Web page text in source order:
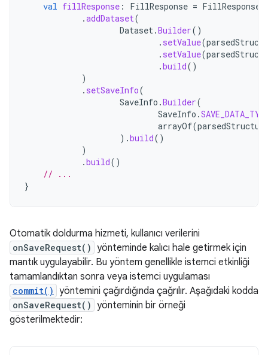
val fillResponse : FillResponse = FillResponse
.addDataset(
Dataset.Builder()
. setValue(
. setValue(
.build()
)
. setSaveInfo(
SaveInfo .Builder(
SaveInfo .
arrayOf(
).build()
)
.build()
// ...
}
Otomatik doldurma hizmeti, kullanıcı verilerini
onSaveRequest() yönteminde kalıcı hale getirmek için
mantık uygulayabilir. Bu yöntem genellikle istemci etkinliği
tamamlandıktan sonra veya istemci uygulaması
commit() yöntemini çağırdığında çağrılır. Aşağıdaki kodda
onSaveRequest() yönteminin bir örneği
gösterilmektedir: